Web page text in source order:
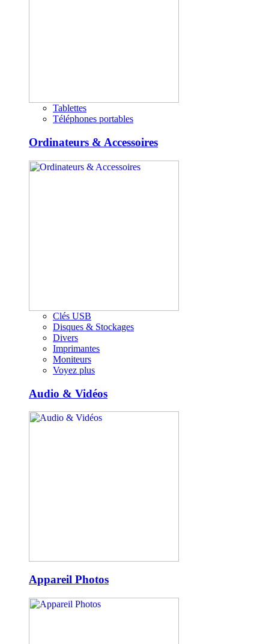
Tablettes
Téléphones portables
Ordinateurs & Accessoires
Clés USB
Disques & Stockages
Divers
Imprimantes
Moniteurs
Voyez plus
Audio & Vidéos
Appareil Photos